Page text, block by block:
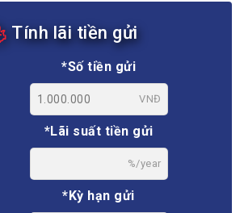
Tính lãi tiền gửi
*Số tiền gửi
VNĐ
*Lãi suất tiền gửi
%/year
*Kỳ hạn gửi